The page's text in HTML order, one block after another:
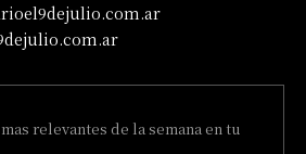
relevantes de la semana en tu